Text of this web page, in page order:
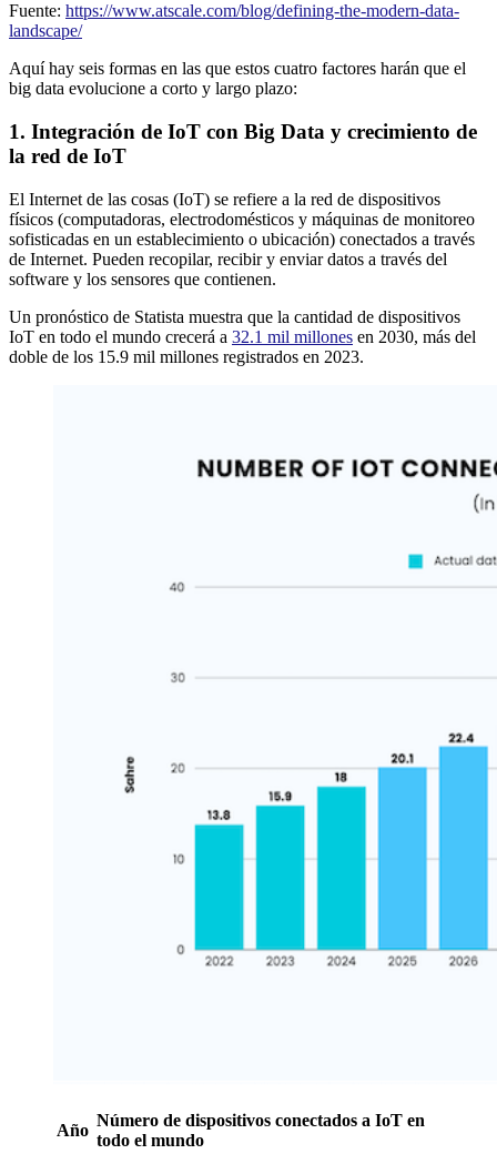
Fuente: https://www.atscale.com/blog/defining-the-modern-data-
landscape/
Aquí hay seis formas en las que estos cuatro factores harán que el
big data evolucione a corto y largo plazo:
1. Integración de IoT con Big Data y crecimiento de
la red de IoT
El Internet de las cosas (IoT) se refiere a la red de dispositivos
físicos (computadoras, electrodomésticos y máquinas de monitoreo
sofisticadas en un establecimiento o ubicación) conectados a través
de Internet. Pueden recopilar, recibir y enviar datos a través del
software y los sensores que contienen.
Un pronóstico de Statista muestra que la cantidad de dispositivos
IoT en todo el mundo crecerá a 32.1 mil millones en 2030, más del
doble de los 15.9 mil millones registrados en 2023.
Año
Número de dispositivos conectados a IoT en
todo el mundo